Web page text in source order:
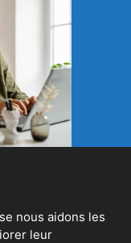
nous aidons les
leur